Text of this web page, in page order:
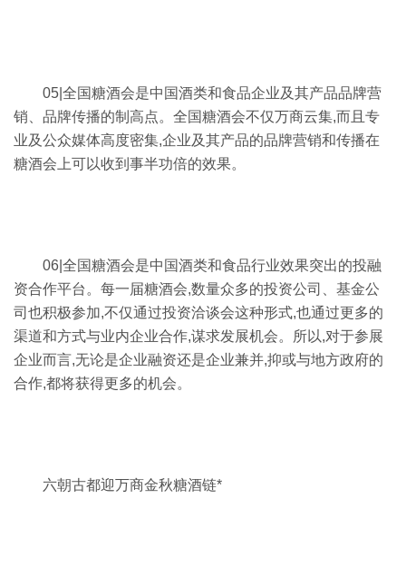
05|全国糖酒会是中国酒类和食品企业及其产品品牌营
销、品牌传播的制高点。全国糖酒会不仅万商云集,而且专
业及公众媒体高度密集,企业及其产品的品牌营销和传播在
糖酒会上可以收到事半功倍的效果。
06|全国糖酒会是中国酒类和食品行业效果突出的投融
资合作平台。每一届糖酒会,数量众多的投资公司、基金公
司也积极参加,不仅通过投资洽谈会这种形式,也通过更多的
渠道和方式与业内企业合作,谋求发展机会。所以,对于参展
企业而言,无论是企业融资还是企业兼并,抑或与地方政府的
合作,都将获得更多的机会。
六朝古都迎万商金秋糖酒链*